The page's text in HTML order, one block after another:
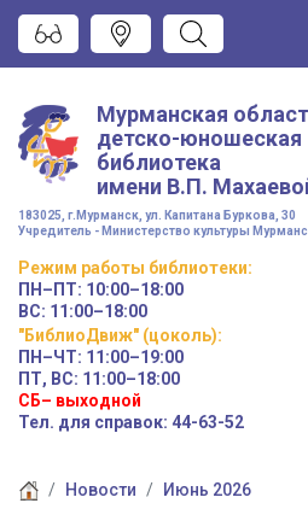
Мурманская
детско-юношеская
библиотека
имени В.П.
183025, г.Мурманск, ул. Капитана Буркова, 30
Учредитель - Министерство культуры
Режим работы библиотеки:
ПН–ПТ: 10:00–18:00
ВС: 11:00–18:00
"БиблиоДвиж" (цоколь):
ПН–ЧТ: 11:00–19:00
ПТ, ВС: 11:00–18:00
СБ– выходной
Тел. для справок: 44-63-52
Новости Июнь 2026